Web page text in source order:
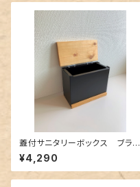
蓋付サニタリーボックス ブラッ
ク（トイレポット・ダストボックス）
¥4,290